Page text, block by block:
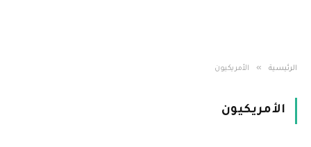
الرئيسية » الأمريكيون
الأمريكيون